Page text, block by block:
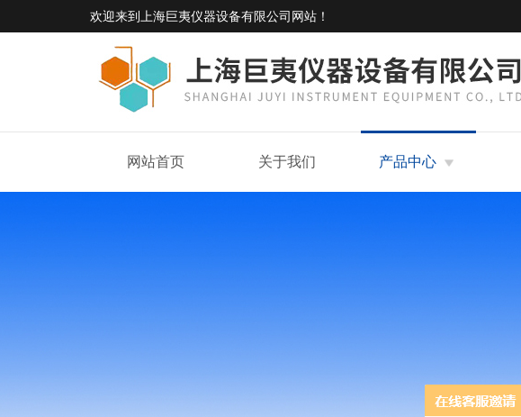
欢迎来到 上海巨夷仪器设备有限公司网站 ！
网站首页 关于我们 产品中心